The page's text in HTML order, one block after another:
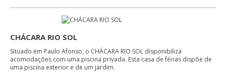
CHÁCARA RIO SOL
Situado em Paulo Afonso, o CHÁCARA RIO SOL disponibiliza
acomodações com uma piscina privada. Esta casa de férias dispõe de
uma piscina exterior e de um jardim.